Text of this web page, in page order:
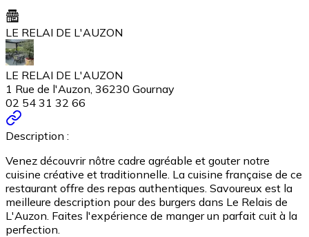
LE RELAI DE L'AUZON
LE RELAI DE L'AUZON
1 Rue de l'Auzon, 36230 Gournay
02 54 31 32 66
Description :
Venez découvrir nôtre cadre agréable et gouter notre
cuisine créative et traditionnelle. La cuisine française de ce
restaurant offre des repas authentiques. Savoureux est la
meilleure description pour des burgers dans Le Relais de
L'Auzon. Faites l'expérience de manger un parfait cuit à la
perfection.